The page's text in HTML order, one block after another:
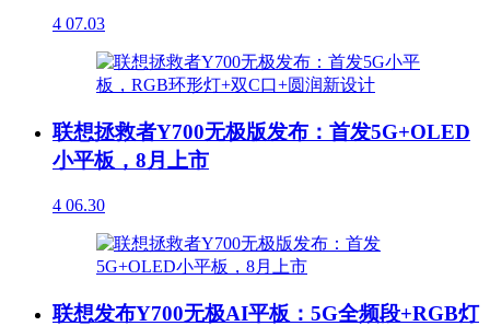
4 07.03
联想拯救者Y700无极版发布：首发5G+OLED
小平板，8月上市
4 06.30
联想发布Y700无极AI平板：5G全频段+RGB灯